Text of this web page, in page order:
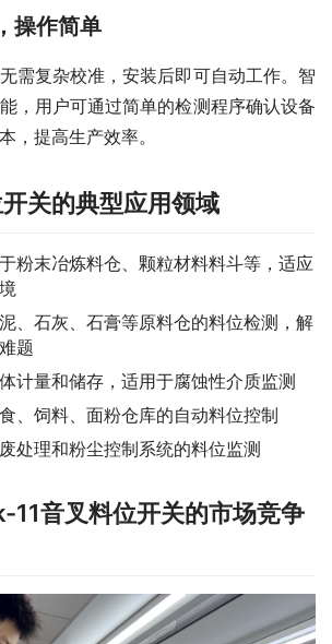
操作简单
复杂校准，安装后即可自动工作。智
，用户可通过简单的检测程序确认设备
，提高生产效率。
关的典型应用领域
于粉末冶炼料仓、颗粒材料料斗等，适应
泥、石灰、石膏等原料仓的料位检测，解
题
体计量和储存，适用于腐蚀性介质监测
食、饲料、面粉仓库的自动料位控制
废处理和粉尘控制系统的料位监测
11音叉料位开关的市场竞争